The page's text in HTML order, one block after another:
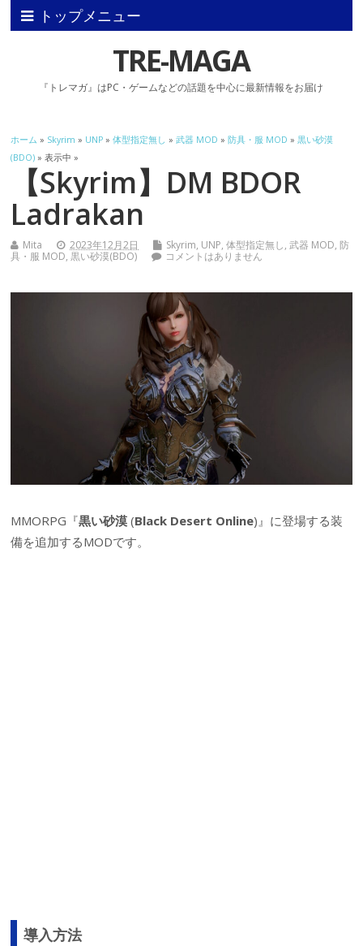
トップメニュー
TRE-MAGA
『トレマガ』はPC・ゲームなどの話題を中心に最新情報をお届け
ホーム » Skyrim » UNP »体型指定無し »武器 MOD »防具・服 MOD »黒い砂漠
(BDO) » 表示中 »
【Skyrim】DM BDOR
Ladrakan
Mita 2023年12月2日 Skyrim, UNP,体型指定無し,武器 MOD,防
具・服 MOD,黒い砂漠(BDO) コメントはありません
MMORPG『黒い砂漠 (Black Desert Online)』に登場する装
備を追加するMODです。
導入方法